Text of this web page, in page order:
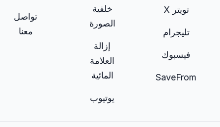
تويتر X
تليجرام
فيسبوك
SaveFrom
خلفية
الصورة
إزالة
العلامة
المائية
يوتيوب
تواصل
معنا